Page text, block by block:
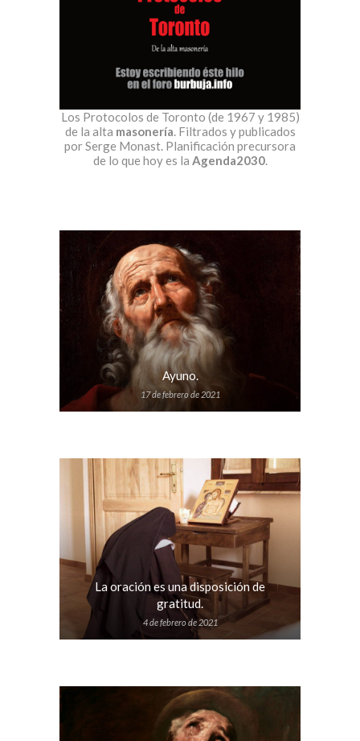
Los Protocolos de Toronto (de 1967 y 1985)
de la alta masonería. Filtrados y publicados
por Serge Monast. Planificación precursora
de lo que hoy es la Agenda2030.
Ayuno.
17 de febrero de 2021
La oración es una disposición de
gratitud.
4 de febrero de 2021